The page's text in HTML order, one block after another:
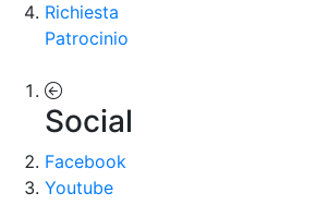
Richiesta
Patrocinio
Social
Facebook
Youtube